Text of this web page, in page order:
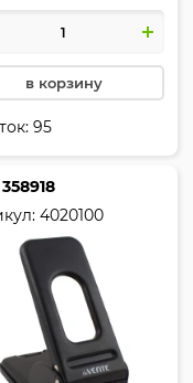
в корзину
95
358918
4020100